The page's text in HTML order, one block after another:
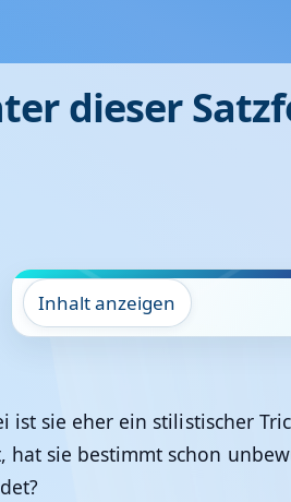
dieser
Inhalt anzeigen
sie eher ein stilistischer
sie bestimmt schon